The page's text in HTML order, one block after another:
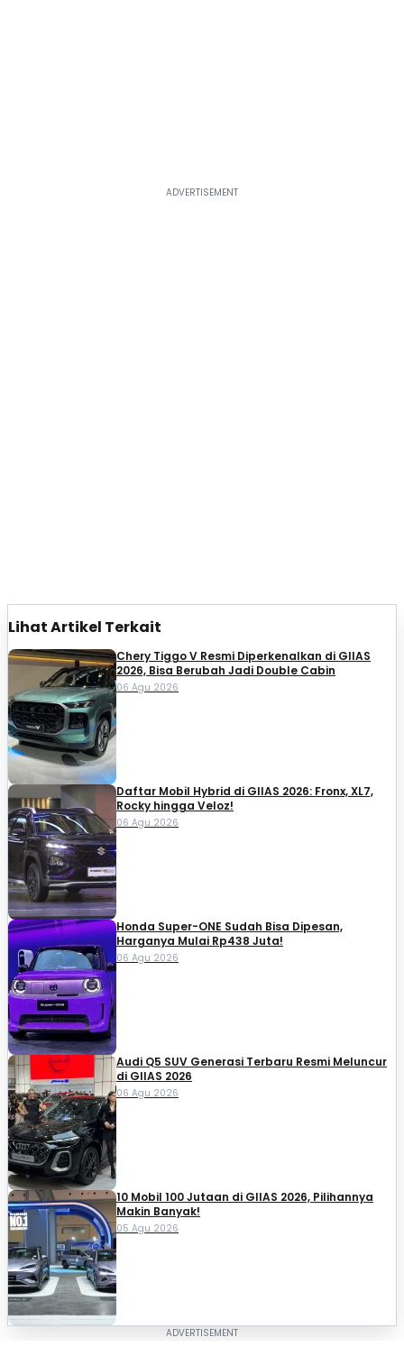
Lihat Artikel Terkait
Chery Tiggo V Resmi Diperkenalkan di GIIAS
2026, Bisa Berubah Jadi Double Cabin
06 Agu 2026
Daftar Mobil Hybrid di GIIAS 2026: Fronx, XL7,
Rocky hingga Veloz!
06 Agu 2026
Honda Super-ONE Sudah Bisa Dipesan,
Harganya Mulai Rp438 Juta!
06 Agu 2026
Audi Q5 SUV Generasi Terbaru Resmi Meluncur
di GIIAS 2026
06 Agu 2026
10 Mobil 100 Jutaan di GIIAS 2026, Pilihannya
Makin Banyak!
05 Agu 2026